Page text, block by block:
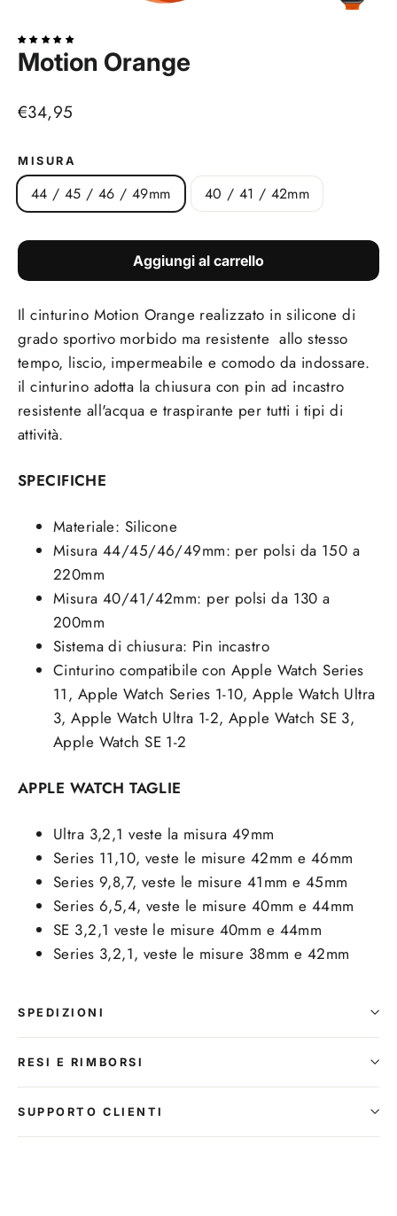
Motion Orange
Prezzo
listino
€34,95
MISURA
44 / 45 / 46 / 49mm 40 / 41 / 42mm
Aggiungi al carrello
Il cinturino Motion Orange realizzato in silicone di
grado sportivo morbido ma resistente allo stesso
tempo, liscio, impermeabile e comodo da indossare.
il cinturino adotta la chiusura con pin ad incastro
resistente all'acqua e traspirante per tutti i tipi di
attività.
SPECIFICHE
Materiale: Silicone
Misura 44/45/46/49mm: per polsi da 150 a
220mm
Misura 40/41/42mm: per polsi da 130 a
200mm
Sistema di chiusura: Pin incastro
Cinturino compatibile con Apple Watch Series
11, Apple Watch Series 1-10, Apple Watch Ultra
3, Apple Watch Ultra 1-2, Apple Watch SE 3,
Apple Watch SE 1-2
APPLE WATCH TAGLIE
Ultra 3,2,1 veste la misura 49mm
Series 11,10, veste le misure 42mm e 46mm
Series 9,8,7, veste le misure 41mm e 45mm
Series 6,5,4, veste le misure 40mm e 44mm
SE 3,2,1 veste le misure 40mm e 44mm
Series 3,2,1, veste le misure 38mm e 42mm
SPEDIZIONI
RESI E RIMBORSI
SUPPORTO CLIENTI